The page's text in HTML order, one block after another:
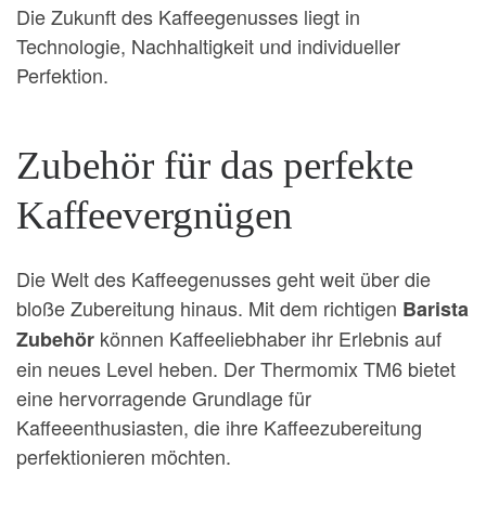
Die Zukunft des Kaffeegenusses liegt in
Technologie, Nachhaltigkeit und individueller
Perfektion.
Zubehör für das perfekte
Kaffeevergnügen
Die Welt des Kaffeegenusses geht weit über die
bloße Zubereitung hinaus. Mit dem richtigen Barista
Zubehör können Kaffeeliebhaber ihr Erlebnis auf
ein neues Level heben. Der Thermomix TM6 bietet
eine hervorragende Grundlage für
Kaffeeenthusiasten, die ihre Kaffeezubereitung
perfektionieren möchten.